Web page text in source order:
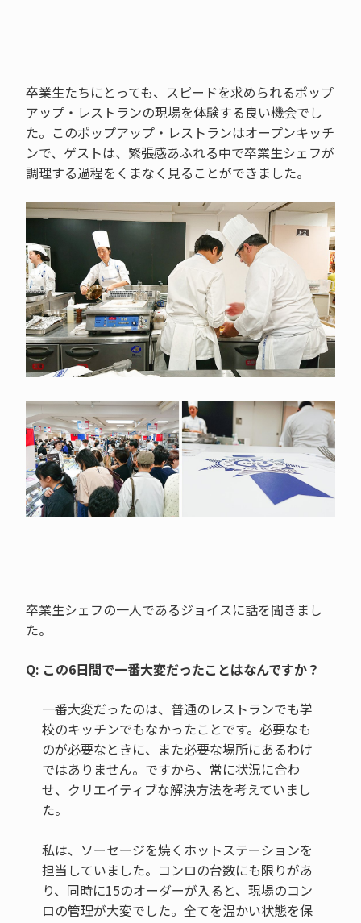
卒業生たちにとっても、スピードを求められるポップ
アップ・レストランの現場を体験する良い機会でし
た。このポップアップ・レストランはオープンキッチ
ンで、ゲストは、緊張感あふれる中で卒業生シェフが
調理する過程をくまなく見ることができました。
卒業生シェフの一人であるジョイスに話を聞きまし
た。
Q: この6日間で一番大変だったことはなんですか？
一番大変だったのは、普通のレストランでも学
校のキッチンでもなかったことです。必要なも
のが必要なときに、また必要な場所にあるわけ
ではありません。ですから、常に状況に合わ
せ、クリエイティブな解決方法を考えていまし
た。
私は、ソーセージを焼くホットステーションを
担当していました。コンロの台数にも限りがあ
り、同時に15のオーダーが入ると、現場のコン
ロの管理が大変でした。全てを温かい状態を保